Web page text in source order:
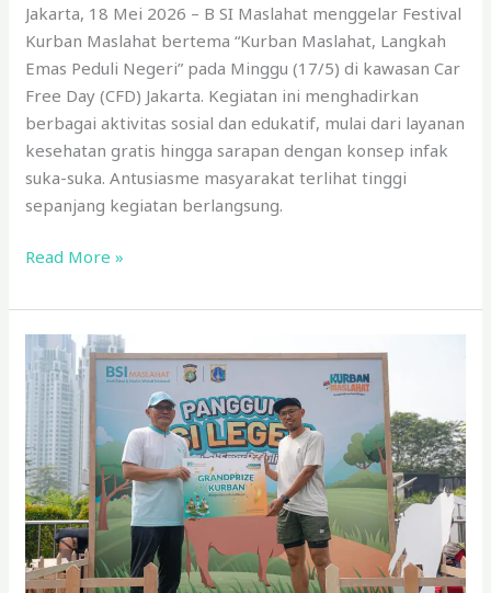
Jakarta, 18 Mei 2026 – B SI Maslahat menggelar Festival
Kurban Maslahat bertema “Kurban Maslahat, Langkah
Emas Peduli Negeri” pada Minggu (17/5) di kawasan Car
Free Day (CFD) Jakarta. Kegiatan ini menghadirkan
berbagai aktivitas sosial dan edukatif, mulai dari layanan
kesehatan gratis hingga sarapan dengan konsep infak
suka-suka. Antusiasme masyarakat terlihat tinggi
sepanjang kegiatan berlangsung.
Read More »
BSI
Maslahat
Bagikan
Grandprize
Kurban
Gratis
di
CFD
Jakarta